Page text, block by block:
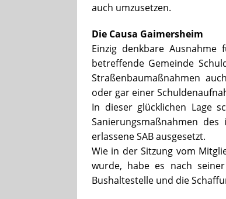
auch umzusetzen.
Die Causa Gaimersheim
Einzig denkbare
betreffende Gemeinde
Straßenbaumaßnahmen
oder gar einer
In dieser glücklichen Lage
Sanierungsmaßnahmen
erlassene SAB ausgesetzt.
Wie in der Sitzung vom
wurde, habe es nach
Bushaltestelle und die